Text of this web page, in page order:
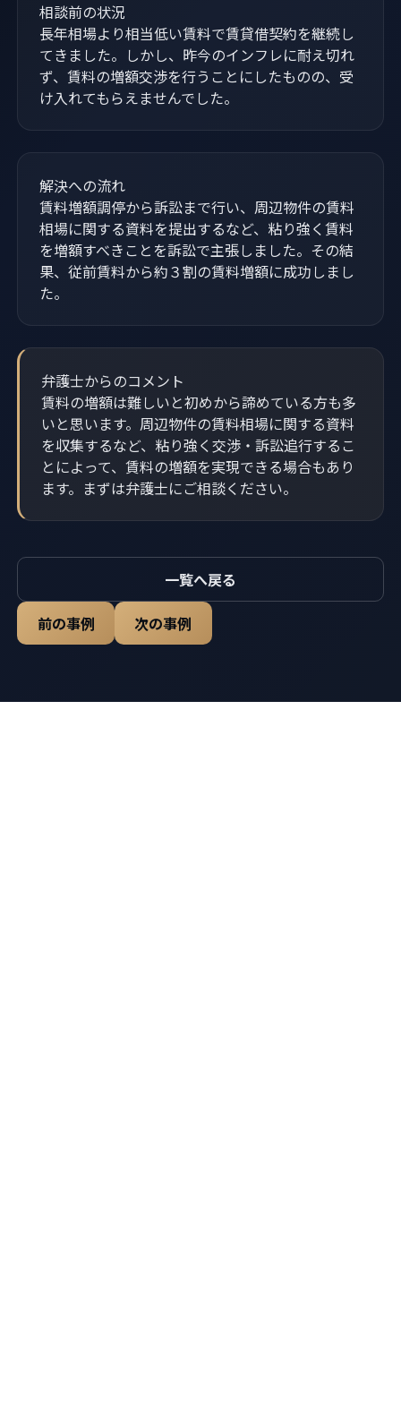
相談前の状況
長年相場より相当低い賃料で賃貸借契約を継続し
てきました。しかし、昨今のインフレに耐え切れ
ず、賃料の増額交渉を行うことにしたものの、受
け入れてもらえませんでした。
解決への流れ
賃料増額調停から訴訟まで行い、周辺物件の賃料
相場に関する資料を提出するなど、粘り強く賃料
を増額すべきことを訴訟で主張しました。その結
果、従前賃料から約３割の賃料増額に成功しまし
た。
弁護士からのコメント
賃料の増額は難しいと初めから諦めている方も多
いと思います。周辺物件の賃料相場に関する資料
を収集するなど、粘り強く交渉・訴訟追行するこ
とによって、賃料の増額を実現できる場合もあり
ます。まずは弁護士にご相談ください。
一覧へ戻る
前の事例 次の事例